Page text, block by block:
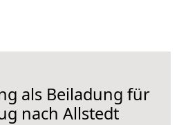
als Beiladung für
nach Allstedt